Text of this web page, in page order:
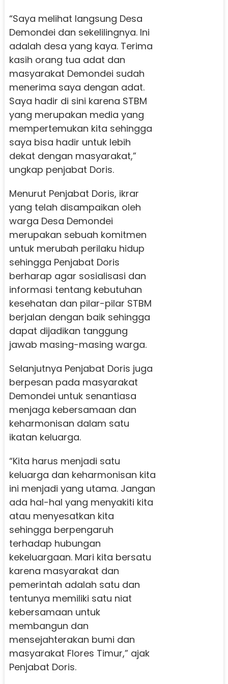
“Saya melihat langsung Desa
Demondei dan sekelilingnya. Ini
adalah desa yang kaya. Terima
kasih orang tua adat dan
masyarakat Demondei sudah
menerima saya dengan adat.
Saya hadir di sini karena STBM
yang merupakan media yang
mempertemukan kita sehingga
saya bisa hadir untuk lebih
dekat dengan masyarakat,”
ungkap penjabat Doris.
Menurut Penjabat Doris, ikrar
yang telah disampaikan oleh
warga Desa Demondei
merupakan sebuah komitmen
untuk merubah perilaku hidup
sehingga Penjabat Doris
berharap agar sosialisasi dan
informasi tentang kebutuhan
kesehatan dan pilar-pilar STBM
berjalan dengan baik sehingga
dapat dijadikan tanggung
jawab masing-masing warga.
Selanjutnya Penjabat Doris juga
berpesan pada masyarakat
Demondei untuk senantiasa
menjaga kebersamaan dan
keharmonisan dalam satu
ikatan keluarga.
“Kita harus menjadi satu
keluarga dan keharmonisan kita
ini menjadi yang utama. Jangan
ada hal-hal yang menyakiti kita
atau menyesatkan kita
sehingga berpengaruh
terhadap hubungan
kekeluargaan. Mari kita bersatu
karena masyarakat dan
pemerintah adalah satu dan
tentunya memiliki satu niat
kebersamaan untuk
membangun dan
mensejahterakan bumi dan
masyarakat Flores Timur,” ajak
Penjabat Doris.